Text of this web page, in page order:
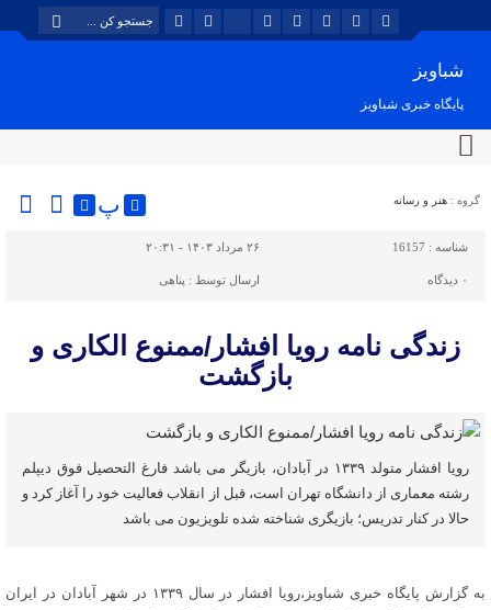
شباویز
پایگاه خبری شباویز
گروه : هنر و رسانه پ
شناسه : 16157 ۲۶ مرداد ۱۴۰۳ - ۲۰:۳۱
۰ دیدگاه ارسال توسط : پناهی
زندگی نامه رویا افشار/ممنوع الکاری و
بازگشت
رویا افشار متولد ۱۳۳۹ در آبادان، بازیگر می باشد فارغ التحصیل فوق دیپلم
رشته معماری از دانشگاه تهران است، قبل از انقلاب فعالیت خود را آغاز کرد و
حالا در کنار تدریس؛ بازیگری شناخته شده تلویزیون می باشد
به گزارش پایگاه خبری شباویز،رویا افشار در سال ۱۳۳۹ در شهر آبادان در ایران